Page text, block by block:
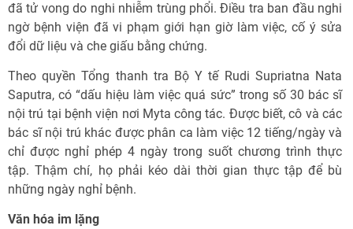
đã tử vong do nghi nhiễm trùng phổi. Điều tra ban đầu nghi
ngờ bệnh viện đã vi phạm giới hạn giờ làm việc, cố ý sửa
đổi dữ liệu và che giấu bằng chứng.
Theo quyền Tổng thanh tra Bộ Y tế Rudi Supriatna Nata
Saputra, có “dấu hiệu làm việc quá sức” trong số 30 bác sĩ
nội trú tại bệnh viện nơi Myta công tác. Được biết, cô và các
bác sĩ nội trú khác được phân ca làm việc 12 tiếng/ngày và
chỉ được nghỉ phép 4 ngày trong suốt chương trình thực
tập. Thậm chí, họ phải kéo dài thời gian thực tập để bù
những ngày nghỉ bệnh.
Văn hóa im lặng